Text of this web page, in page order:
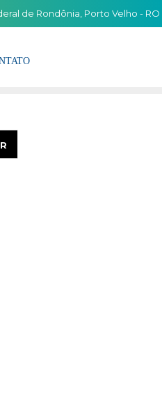
de Rondônia, Porto Velho - RO